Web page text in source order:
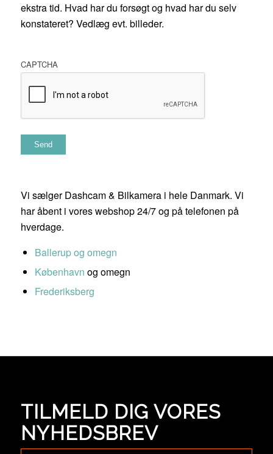
ekstra tid. Hvad har du forsøgt og hvad har du selv
konstateret? Vedlæg evt. billeder.
CAPTCHA
Send
Vi sælger Dashcam & Bilkamera i hele Danmark. Vi
har åbent i vores webshop 24/7 og på telefonen på
hverdage.
Ballerup og omegn
København og omegn
Frederiksberg
TILMELD DIG VORES
NYHEDSBREV